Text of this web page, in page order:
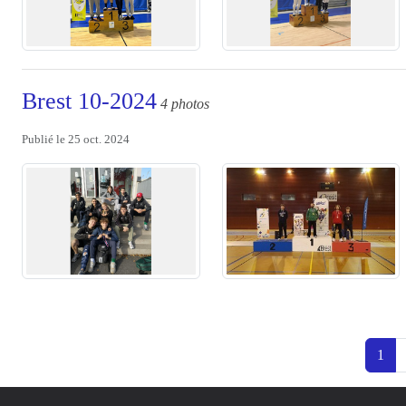
Brest 10-2024 4 photos
Publié le 25 oct. 2024
1